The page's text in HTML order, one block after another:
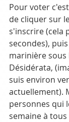
Pour voter
de cliquer sur
s'inscrire (cela
secondes),
marinière sous
Désidérata,
suis environ
actuellement).
personnes qui
semaine à tous